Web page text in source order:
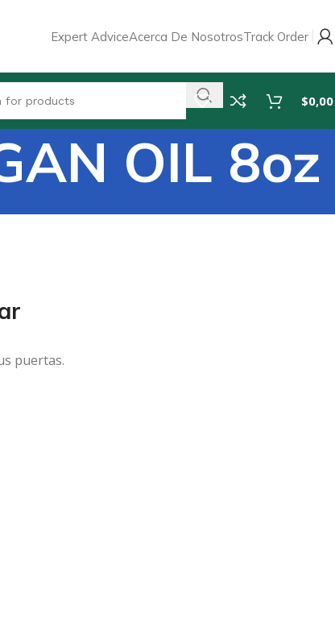
Expert AdviceAcerca De NosotrosTrack Order
$0,00
OIL 8oz
puertas.